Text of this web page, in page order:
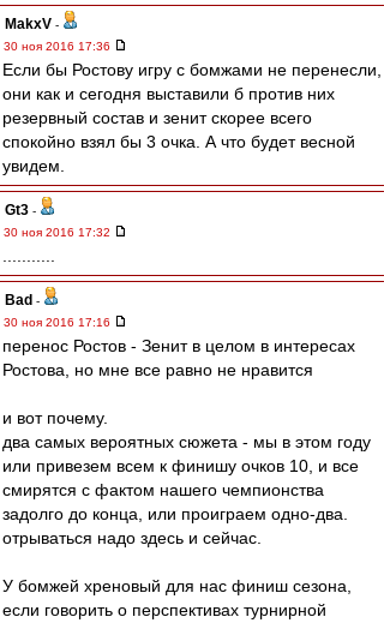
MakxV -
30 ноя 2016 17:36
Если бы Ростову игру с бомжами не перенесли,
они как и сегодня выставили б против них
резервный состав и зенит скорее всего
спокойно взял бы 3 очка. А что будет весной
увидем.
Gt3 -
30 ноя 2016 17:32
Bad -
30 ноя 2016 17:16
перенос Ростов - Зенит в целом в интересах
Ростова, но мне все равно не нравится
и вот почему.
два самых вероятных сюжета - мы в этом году
или привезем всем к финишу очков 10, и все
смирятся с фактом нашего чемпионства
задолго до конца, или проиграем одно-два.
отрываться надо здесь и сейчас.
У бомжей хреновый для нас финиш сезона,
если говорить о перспективах турнирной